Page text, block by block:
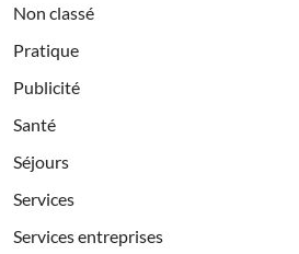
Non classé
Pratique
Publicité
Santé
Séjours
Services
Services entreprises